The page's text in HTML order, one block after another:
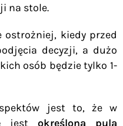
na stole.
ostrożniej, kiedy przed
decyzji, a dużo
osób będzie tylko 1-
jest to, że w
jest określona pula